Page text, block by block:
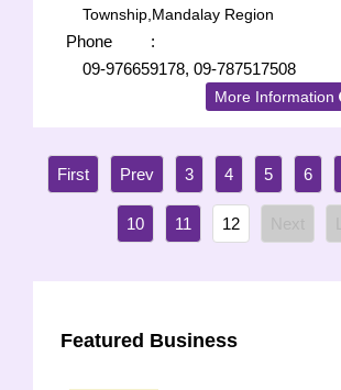
Township,Mandalay Region
Phone
:
09-976659178, 09-787517508
More Information
3 4 5 6
10 11 12
Featured Business